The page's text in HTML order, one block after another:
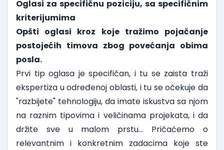
Oglasi za specifičnu poziciju, sa specifičnim
kriterijumima
Opšti oglasi kroz koje tražimo pojačanje
postojećih timova zbog povećanja obima
posla.
Prvi tip oglasa je specifičan, i tu se zaista traži
ekspertiza u određenoj oblasti, i tu se očekuje da
"razbijete" tehnologiju, da imate iskustva sa njom
na raznim tipovima i veličinama projekata, i da
držite sve u malom prstu… Pričaćemo o
relevantnim i konkretnim zadacima koje ste